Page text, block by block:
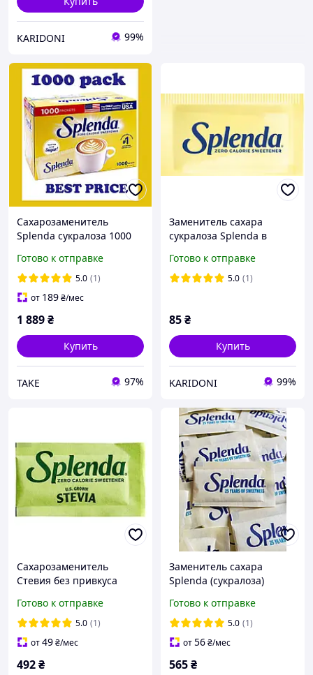
KARIDONI 99%
Сахарозаменитель
Splenda сукралоза 1000
Готово к отправке
5.0 (1)
от 189₴/мес
1 889₴
Купить
TAKE 97%
Заменитель сахара
сукралоза Splenda в
Готово к отправке
5.0 (1)
85₴
Купить
KARIDONI 99%
Сахарозаменитель
Стевия без привкуса
Готово к отправке
5.0 (1)
от49₴/мес
492₴
Заменитель сахара
Splenda (сукралоза)
гГотово к отправке
5.0 (1)
от56₴/мес
565₴